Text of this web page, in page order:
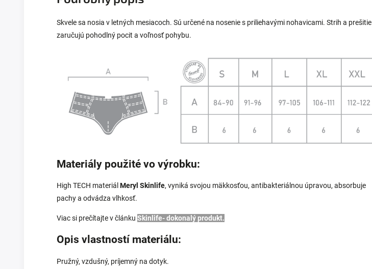
Skvele sa nosia v letných mesiacoch. Sú určené na nosenie s priliehavými nohavicami. Strih a prešitie
zaručujú pohodlný pocit a voľnosť pohybu.
Materiály použité vo výrobku:
High TECH materiál Meryl Skinlife, vyniká svojou mäkkosťou, antibakteriálnou úpravou, absorbuje
pachy a odvádza vlhkosť.
Viac si prečítajte v článku Skinlife- dokonalý produkt.
Opis vlastností materiálu:
Pružný, vzdušný, príjemný na dotyk.